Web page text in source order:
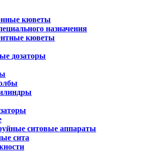
кюветы
назначения
кюветы
дозаторы
ситовые аппараты
сита